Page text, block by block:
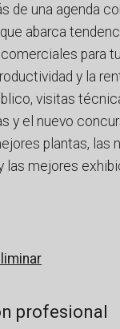
de una agenda
abarca
para
y la
visitas
y el nuevo
plantas, las
las mejores
profesional